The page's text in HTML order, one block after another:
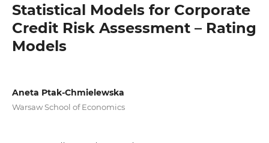
Statistical Models for Corporate
Credit Risk Assessment – Rating
Models
Aneta Ptak-Chmielewska
Warsaw School of Economics